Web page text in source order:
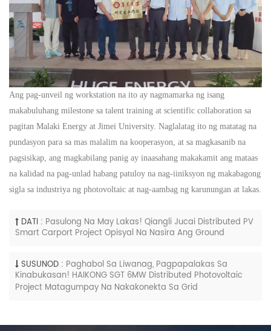
Ang pag-unveil ng workstation na ito ay nagmamarka ng isang
makabuluhang milestone sa talent training at scientific collaboration sa
pagitan Malaki Energy at Jimei University. Naglalatag ito ng matatag na
pundasyon para sa mas malalim na kooperasyon, at sa magkasanib na
pagsisikap, ang magkabilang panig ay inaasahang makakamit ang mataas
na kalidad na pag-unlad habang patuloy na nag-iiniksyon ng makabagong
sigla sa industriya ng photovoltaic at nag-aambag ng karunungan at lakas.
DATI : Pasulong Na May Lakas! Qiangli Jucai Distributed PV
Smart Carport Project Opisyal Na Nasira Ang Ground
SUSUNOD : Paghabol Sa Liwanag, Pagpapalakas Sa
Kinabukasan! HAIKONG SGT 6MW Distributed Photovoltaic
Project Matagumpay Na Nakakonekta Sa Grid